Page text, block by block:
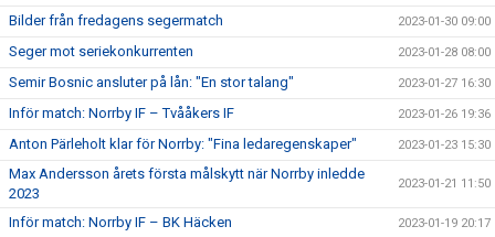
Bilder från fredagens segermatch 2023-01-30 09:00
Seger mot seriekonkurrenten 2023-01-28 08:00
Semir Bosnic ansluter på lån: "En stor talang" 2023-01-27 16:30
Inför match: Norrby IF – Tvååkers IF 2023-01-26 19:36
Anton Pärleholt klar för Norrby: "Fina ledaregenskaper" 2023-01-23 15:30
Max Andersson årets första målskytt när Norrby inledde
2023
2023-01-21 11:50
Inför match: Norrby IF – BK Häcken 2023-01-19 20:17